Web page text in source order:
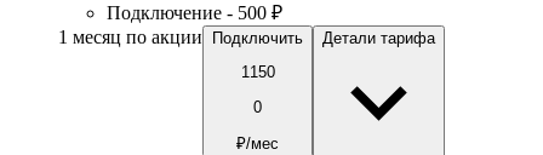
Подключение - 500 ₽
1 месяц по акции
Подключить
1150
0
₽/мес
Детали тарифа